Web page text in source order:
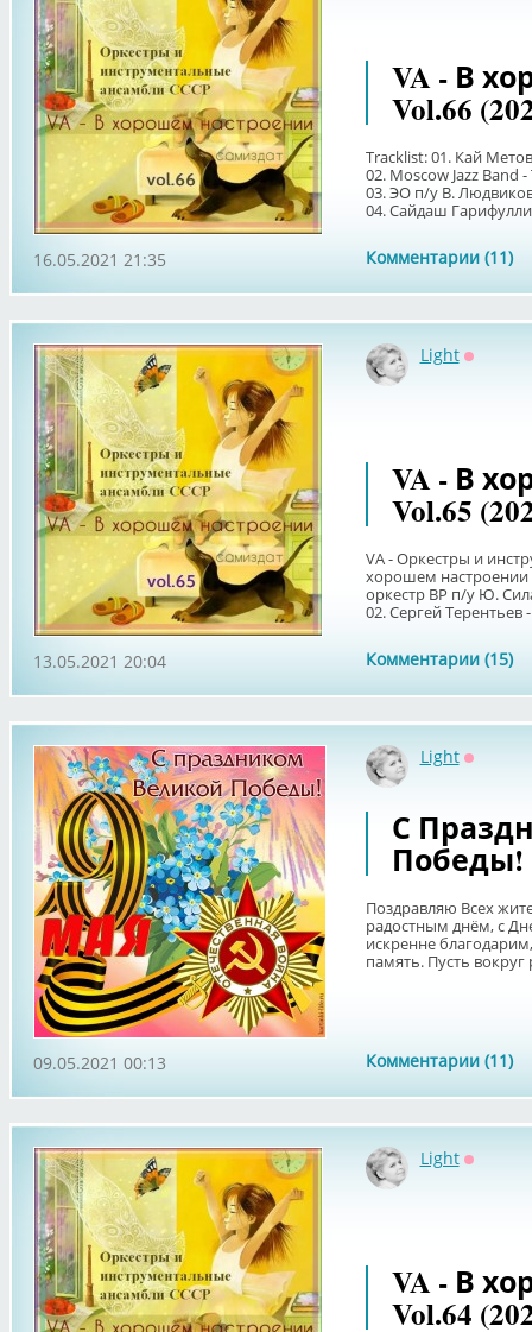
VA - В
Vol.66
Tracklist: 01. Кай
02. Moscow Jazz Band
03. ЭО п/у В.
04. Сайдаш
Комментарии (11)
16.05.2021 21:35
Light
VA - В
Vol.65
VA - Оркестры и
хорошем настроении
оркестр ВР п/у Ю.
02. Сергей Терентьев
Комментарии (15)
13.05.2021 20:04
Light
С
Победы!
Поздравляю Всех
радостным днём, с
искренне
память. Пусть вокруг
Комментарии (11)
09.05.2021 00:13
Light
VA - В
Vol.64